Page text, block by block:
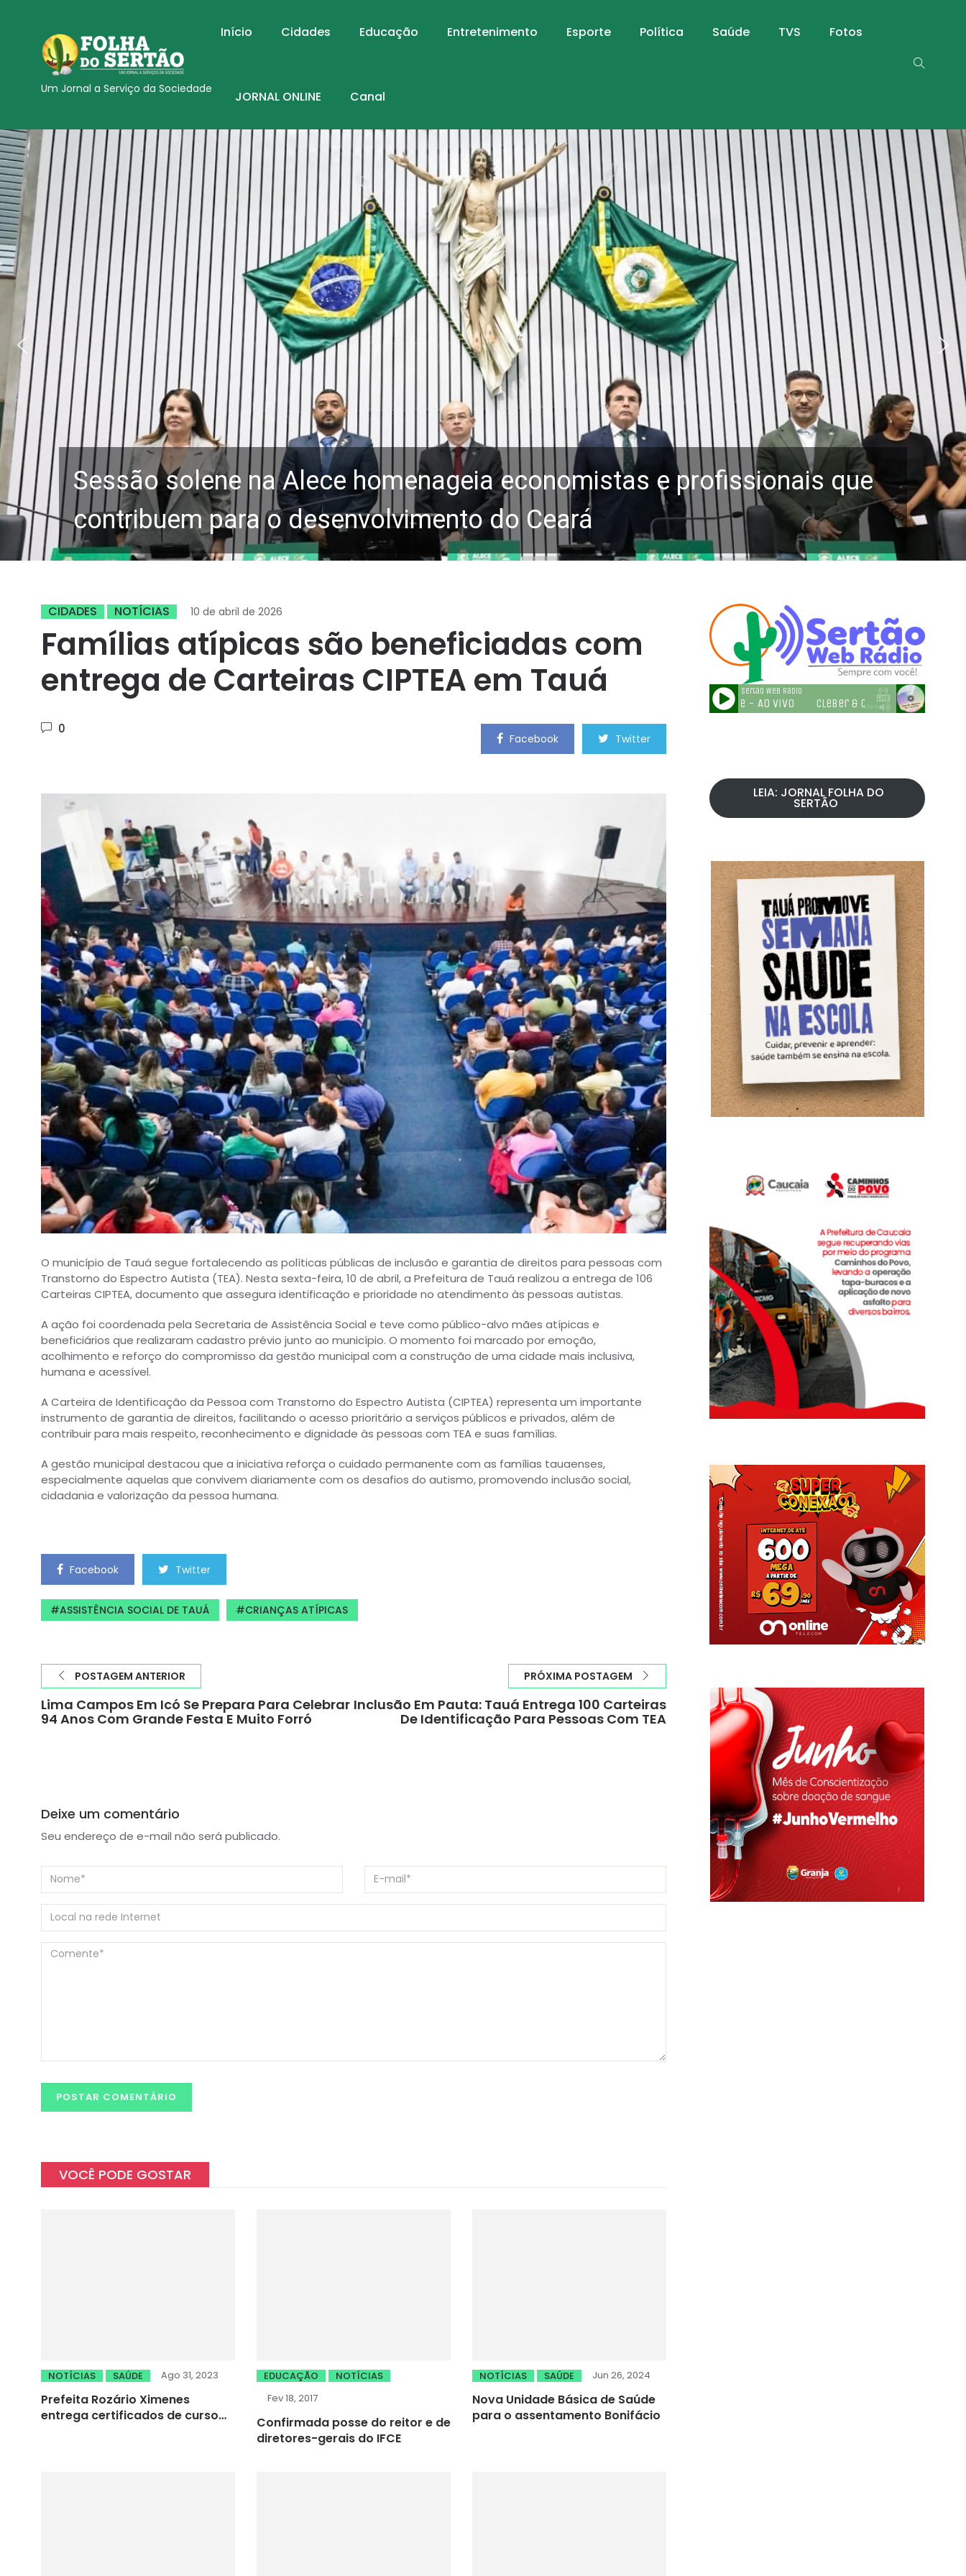
Um Jornal a Serviço da Sociedade
Início Cidades Educação Entretenimento Esporte Política Saúde TVS Fotos
JORNAL ONLINE Canal
Sessão solene na Alece homenageia economistas e profissionais que
contribuem para o desenvolvimento do Ceará
CIDADES NOTÍCIAS 10 de abril de 2026
Famílias atípicas são beneficiadas com
entrega de Carteiras CIPTEA em Tauá
0
Facebook Twitter
O município de Tauá segue fortalecendo as políticas públicas de inclusão e garantia de direitos para pessoas com
Transtorno do Espectro Autista (TEA). Nesta sexta-feira, 10 de abril, a Prefeitura de Tauá realizou a entrega de 106
Carteiras CIPTEA, documento que assegura identificação e prioridade no atendimento às pessoas autistas.
A ação foi coordenada pela Secretaria de Assistência Social e teve como público-alvo mães atípicas e
beneficiários que realizaram cadastro prévio junto ao município. O momento foi marcado por emoção,
acolhimento e reforço do compromisso da gestão municipal com a construção de uma cidade mais inclusiva,
humana e acessível.
A Carteira de Identificação da Pessoa com Transtorno do Espectro Autista (CIPTEA) representa um importante
instrumento de garantia de direitos, facilitando o acesso prioritário a serviços públicos e privados, além de
contribuir para mais respeito, reconhecimento e dignidade às pessoas com TEA e suas famílias.
A gestão municipal destacou que a iniciativa reforça o cuidado permanente com as famílias tauaenses,
especialmente aquelas que convivem diariamente com os desafios do autismo, promovendo inclusão social,
cidadania e valorização da pessoa humana.
Facebook Twitter
ASSISTÊNCIA SOCIAL DE TAUÁ CRIANÇAS ATÍPICAS
POSTAGEM ANTERIOR
Lima Campos Em Icó Se Prepara Para Celebrar
94 Anos Com Grande Festa E Muito Forró
PRÓXIMA POSTAGEM
Inclusão Em Pauta: Tauá Entrega 100 Carteiras
De Identificação Para Pessoas Com TEA
Deixe um comentário
Seu endereço de e-mail não será publicado.
VOCÊ PODE GOSTAR
NOTÍCIAS SAÚDE Ago 31, 2023
Prefeita Rozário Ximenes
entrega certificados de curso
EDUCAÇÃO
NOTÍCIAS
Fev 18, 2017
Confirmada posse do reitor e de
diretores-gerais do IFCE
NOTÍCIAS SAÚDE Jun 26, 2024
Nova Unidade Básica de Saúde
para o assentamento Bonifácio
LEIA: JORNAL FOLHA DO
SERTÃO